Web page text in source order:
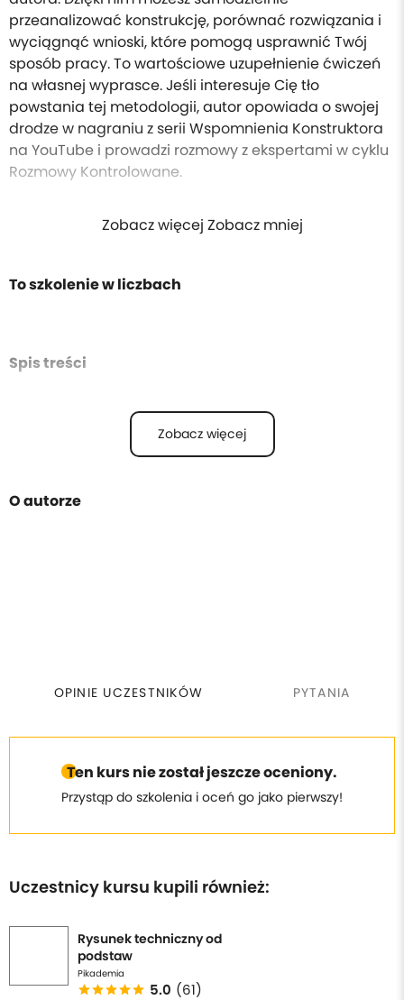
przeanalizować konstrukcję, porównać rozwiązania i
wyciągnąć wnioski, które pomogą usprawnić Twój
sposób pracy. To wartościowe uzupełnienie ćwiczeń
na własnej wyprasce. Jeśli interesuje Cię tło
powstania tej metodologii, autor opowiada o swojej
drodze w nagraniu z serii Wspomnienia Konstruktora
na YouTube i prowadzi rozmowy z ekspertami w cyklu
Rozmowy Kontrolowane.
Zobacz więcej Zobacz mniej
To szkolenie w liczbach
Spis treści
Zobacz więcej
O autorze
OPINIE UCZESTNIKÓW PYTANIA
Ten kurs nie został jeszcze oceniony.
Przystąp do szkolenia i oceń go jako pierwszy!
Uczestnicy kursu kupili również:
Rysunek techniczny od
podstaw
Pikademia
5.0 (61)